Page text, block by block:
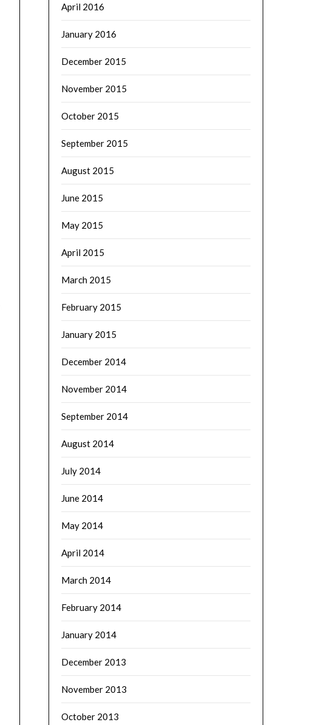
April 2016
January 2016
December 2015
November 2015
October 2015
September 2015
August 2015
June 2015
May 2015
April 2015
March 2015
February 2015
January 2015
December 2014
November 2014
September 2014
August 2014
July 2014
June 2014
May 2014
April 2014
March 2014
February 2014
January 2014
December 2013
November 2013
October 2013